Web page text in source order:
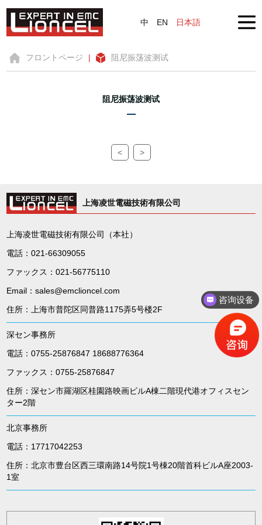
中 EN 日本語
フロントページ | 阻尼振荡波测试
阻尼振荡波测试
< >
上海凌世電磁技術有限公司
上海凌世電磁技術有限公司（本社）
電話：021-66309055
ファックス：021-56775110
Email：sales@emclioncel.com
住所：上海市普陀区同普路1175弄5号楼2F
深セン事務所
電話：0755-25876847 18688776364
ファックス：0755-25876847
住所：深セン市羅湖区桂園路映画ビルA棟二階現代港オフィスセン
ター2階
北京事務所
電話：17717042253
住所：北京市豊台区西三環南路14号院1号棟20階首科ビルA座2003-
1室
咨询设备